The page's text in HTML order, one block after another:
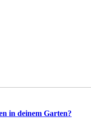
in deinem Garten?